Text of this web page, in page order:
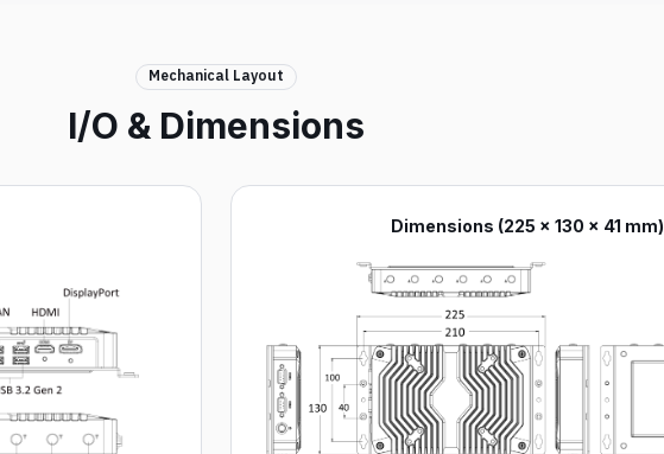
Mechanical Layout
I/O & Dimensions
Dimensions (225 x 130 x 41 mm)